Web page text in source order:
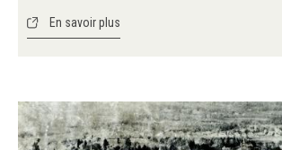
En savoir plus